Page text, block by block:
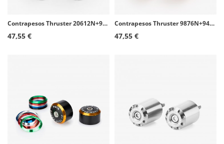
Contrapesos Thruster 20612N+9420V Puig color Verde para Aprilia RS 457/660 (21-25)
47,55 €
Contrapesos Thruster 9876N+9420O Puig color Oro para Yamaha MT-07 Tracer, Tracer 7/700/GT
47,55 €